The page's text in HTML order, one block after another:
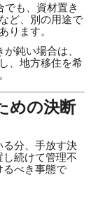
でも、資材置き
ど、別の用途で
ります。
鈍い場合は、
、地方移住を希
めの決断
分、手放す決
続けて管理不
るべき事態で